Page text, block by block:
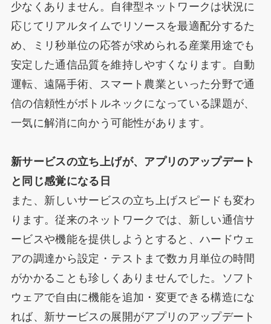
少なくありません。自律型ネットワークは状況に
応じてリアルタイムでリソースを最適配分するた
め、ミリ秒単位の応答が求められる産業用途でも
安定した通信品質を維持しやすくなります。自動
運転、遠隔手術、スマート農業といった分野で通
信の信頼性がボトルネックになっている課題が、
一気に解消に向かう可能性があります。
新サービスの立ち上げが、アプリのアップデート
と同じ感覚になる日
また、新しいサービスの立ち上げスピードも変わ
ります。従来のネットワークでは、新しい通信サ
ービスや機能を提供しようとすると、ハードウェ
アの調達から設定・テストまで数カ月単位の時間
がかかることも珍しくありませんでした。ソフト
ウェアで自由に機能を追加・変更できる構造にな
れば、新サービスの展開がアプリのアップデート